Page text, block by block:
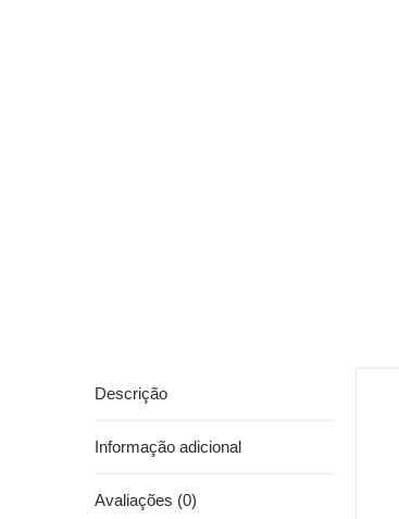
Descrição
Informação adicional
Avaliações (0)